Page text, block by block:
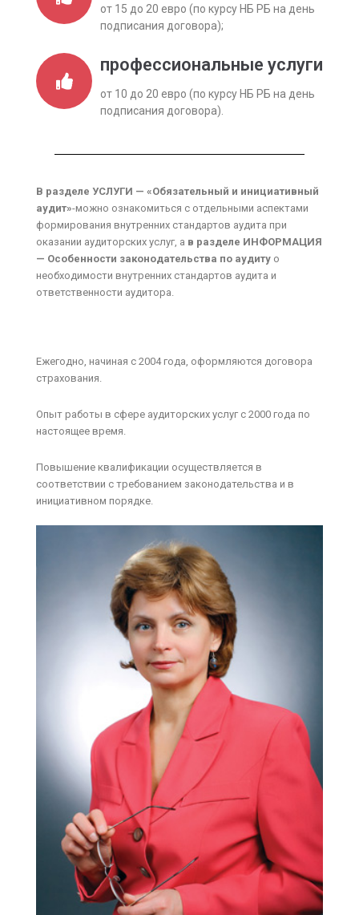
от 15 до 20 евро (по курсу НБ РБ на день
подписания договора);
профессиональные услуги
от 10 до 20 евро (по курсу НБ РБ на день
подписания договора).
В разделе УСЛУГИ — «Обязательный и инициативный
аудит»-можно ознакомиться с отдельными аспектами
формирования внутренних стандартов аудита при
оказании аудиторских услуг, а в разделе ИНФОРМАЦИЯ
— Особенности законодательства по аудиту о
необходимости внутренних стандартов аудита и
ответственности аудитора.
Ежегодно, начиная с 2004 года, оформляются договора
страхования.
Опыт работы в сфере аудиторских услуг с 2000 года по
настоящее время.
Повышение квалификации осуществляется в
соответствии с требованием законодательства и в
инициативном порядке.